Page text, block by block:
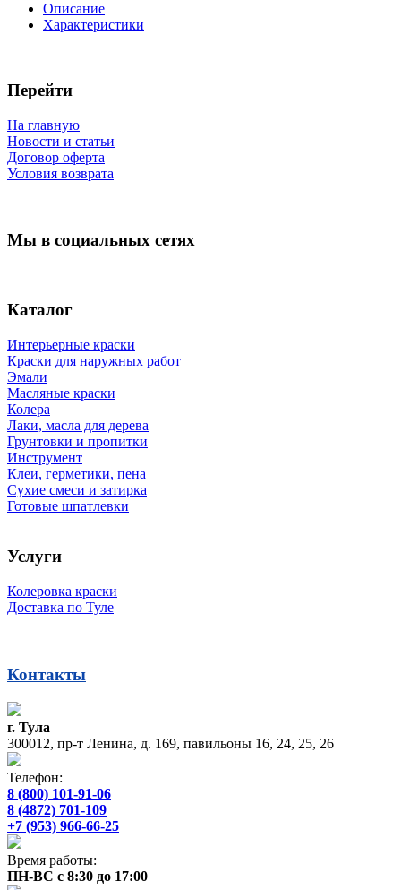
Описание
Характеристики
Перейти
На главную
Новости и статьи
Договор оферта
Условия возврата
Мы в социальных сетях
Каталог
Интерьерные краски
Краски для наружных работ
Эмали
Масляные краски
Колера
Лаки, масла для дерева
Грунтовки и пропитки
Инструмент
Клеи, герметики, пена
Сухие смеси и затирка
Готовые шпатлевки
Услуги
Колеровка краски
Доставка по Туле
Контакты
г. Тула
300012, пр-т Ленина, д. 169, павильоны 16, 24, 25, 26
Телефон:
8 (800) 101-91-06
8 (4872) 701-109
+7 (953) 966-66-25
Время работы:
ПН-ВС с 8:30 до 17:00